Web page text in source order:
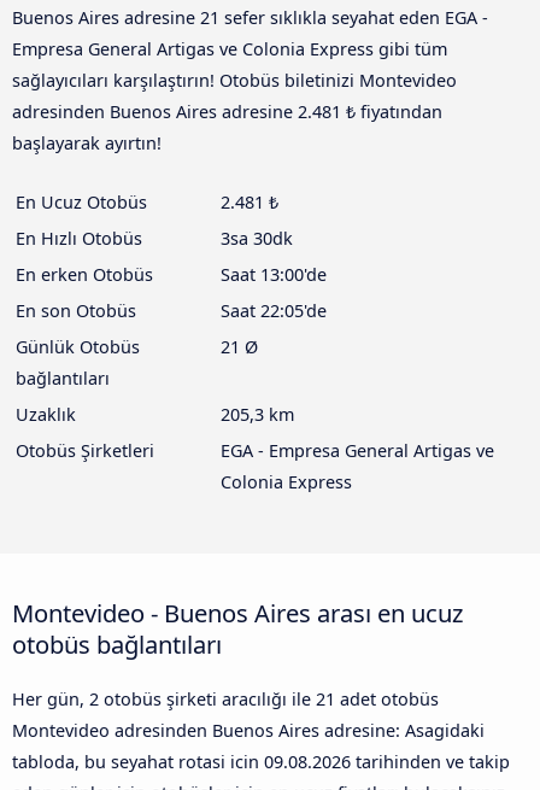
Buenos Aires adresine 21 sefer sıklıkla seyahat eden EGA -
Empresa General Artigas ve Colonia Express gibi tüm
sağlayıcıları karşılaştırın! Otobüs biletinizi Montevideo
adresinden Buenos Aires adresine 2.481 ₺ fiyatından
başlayarak ayırtın!
En Ucuz Otobüs
2.481 ₺
En Hızlı Otobüs
3sa 30dk
En erken Otobüs
Saat 13:00'de
En son Otobüs
Saat 22:05'de
Günlük Otobüs
bağlantıları
21 Ø
Uzaklık
205,3 km
Otobüs Şirketleri
EGA - Empresa General Artigas ve
Colonia Express
Montevideo - Buenos Aires arası en ucuz
otobüs bağlantıları
Her gün, 2 otobüs şirketi aracılığı ile 21 adet otobüs
Montevideo adresinden Buenos Aires adresine: Asagidaki
tabloda, bu seyahat rotasi icin 09.08.2026 tarihinden ve takip